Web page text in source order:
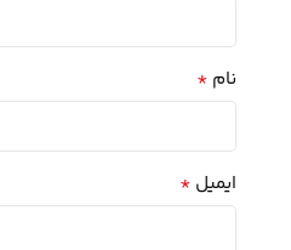
نام *
ایمیل *